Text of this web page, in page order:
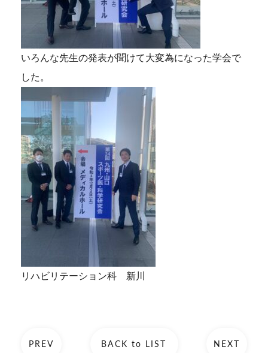
いろんな先生の発表が聞けて大変為になった学会で
した。
リハビリテーション科 新川
PREV BACK to LIST NEXT